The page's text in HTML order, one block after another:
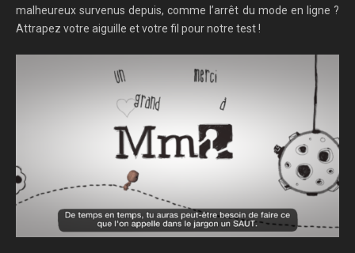
malheureux survenus depuis, comme l’arrêt du mode en ligne ?
Attrapez votre aiguille et votre fil pour notre test !